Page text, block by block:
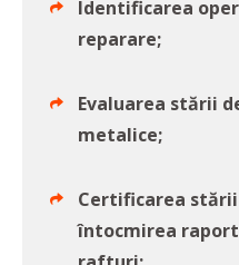
Identificarea
reparare;
Evaluarea stării
metalice;
Certificarea
întocmirea